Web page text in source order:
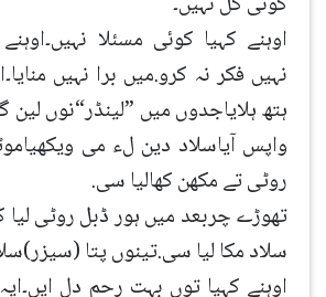
اوہنے کہیا کوئی مسئلا
نہیں فکر نہ کرو.میں برا نہیں
ہتھ ہلایاجدوں میں ”لینڈر“نوں
واپس آیاسلاد دین لء می
روٹی تے مکھن کھالیا سی.
تھوڑے چربعد میں ہور ڈبل روٹی لیا
سلاد مکا لیا سی.تینوں پتا
اوہنے کہیا توں بہت رحم دل